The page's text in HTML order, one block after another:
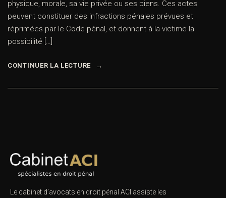
physique, morale, sa vie privée ou ses biens. Ces actes
peuvent constituer des infractions pénales prévues et
réprimées par le Code pénal, et donnent à la victime la
possibilité […]
CONTINUER LA LECTURE
Le cabinet d’avocats en droit pénal ACI assiste les